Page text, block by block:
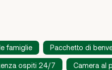
famiglie Pacchetto di
ospiti 24/7 Camera al